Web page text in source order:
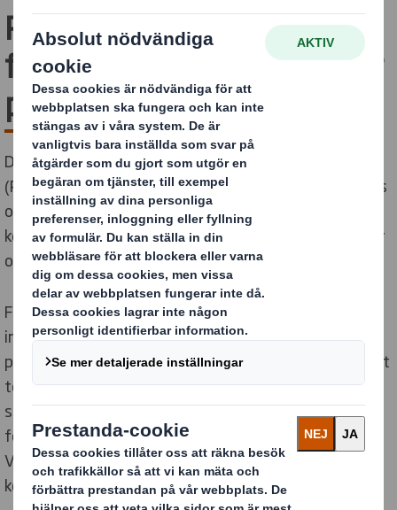
PPWR. En
förpackningsrevolution är
på gång. Är du redo?
Direktivet om förpackningar och förpackningsavfall
(PPWR) förändrar i grunden hur förpackningar designas
och används i Europa. Denna omvälvande förändring
kommer att kräva att leveranskedjor för förpackningar
omprövar sina arbetsmetoder.
För att hantera utmaningarna framöver behöver du en
innovativ lösningspartner som kan omdefiniera hur
produkter designas, märks, fraktas och förpackas. Vårt
team av experter inom förpackningsdesign är redo att
samarbeta och optimera fiberbaserade
förpackningslösningar anpassade efter dina behov.
Vårt mål är att skapa framtidssäkra lösningar utan att
kompromissa med förpackningens kvalitet.